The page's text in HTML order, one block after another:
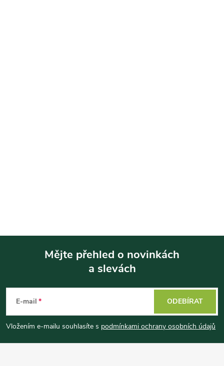
p
a
Mějte přehled o novinkách
a slevách
E-mail
Vložením e-mailu souhlasíte s podmínkami ochrany osobních údajů
ODEBÍRAT